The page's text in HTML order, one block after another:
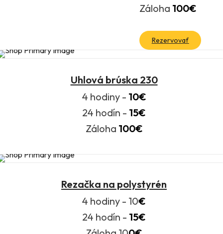
Záloha 100€
Rezervovať
Uhlová brúska 230
4 hodiny - 10€
24 hodín - 15€
Záloha 100€
Rezačka na polystyrén
4 hodiny - 10€
24 hodín - 15€